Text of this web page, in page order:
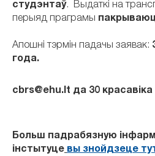
студэнтаў. Выдаткі на
перыяд праграмы
Апошні тэрмін падачы заявак:
года.
cbrs@ehu.lt да 30 красавіка
Больш падрабязную
інстытуце вы знойдзеце